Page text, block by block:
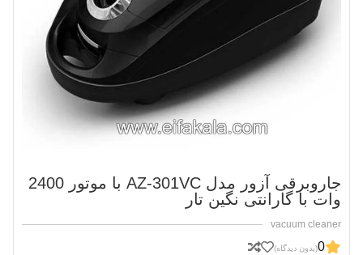
جاروبرقی آزور مدل AZ-301VC با موتور 2400
وات با گارانتی نگین تار
vacuum cleaner
0(بدون دیدگاه)